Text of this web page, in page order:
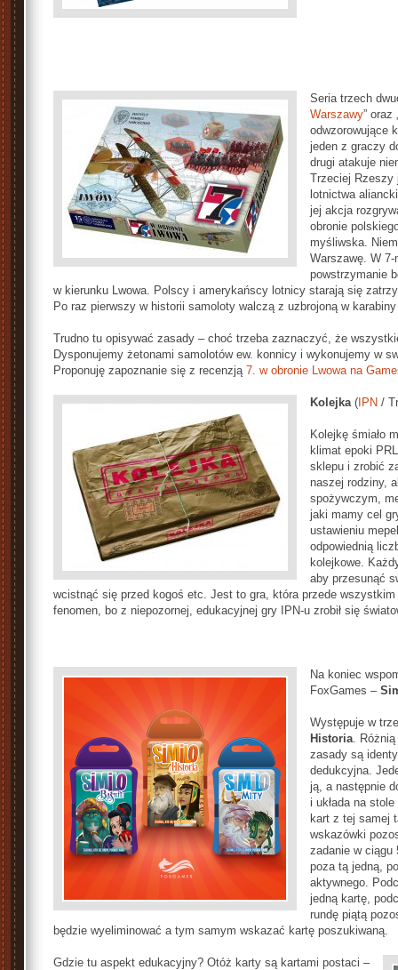
Seria trzech
Warszawy” oraz
odwzorowujące
jeden z graczy
drugi atakuje
Trzeciej Rzeszy
lotnictwa
jej akcja
obronie
myśliwska.
Warszawę. W
powstrzymanie
w kierunku Lwowa. Polscy i amerykańscy lotnicy starają się
Po raz pierwszy w historii samoloty walczą z uzbrojoną w
Trudno tu opisywać zasady – choć trzeba zaznaczyć, że
Dysponujemy żetonami samolotów ew. konnicy i wykonujemy w
Proponuję zapoznanie się z recenzją 7. w obronie Lwowa na
Kolejka( IPN /
Kolejkę śmiało
klimat epoki
sklepu i zrobić
naszej rodziny,
spożywczym,
jaki mamy cel
ustawieniu
odpowiednią
kolejkowe.
aby przesunąć
wcistnąć się przed kogoś etc. Jest to gra, która przede
fenomen, bo z niepozornej, edukacyjnej gry IPN-u zrobił się
Na koniec
FoxGames –
Występuje w
Historia.
zasady są
dedukcyjna.
ją, a następnie
i układa na
kart z tej samej
wskazówki
zadanie w ciągu
poza tą jedną,
aktywnego.
jedną kartę,
rundę piątą
będzie wyeliminować a tym samym wskazać kartę poszukiwaną.
Gdzie tu aspekt edukacyjny? Otóż karty są kartami postaci –